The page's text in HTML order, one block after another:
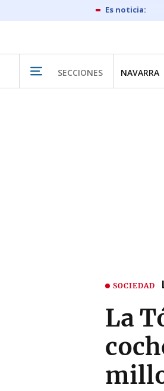
SECCIONES NAVARRA
SOCIEDAD
La